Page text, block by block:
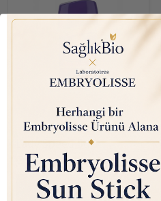
₺ 399.00
Lady Speed Stick
Görünmez Kuru Güçlü
Jel Stick Deodorant
2.3Oz / 65gr